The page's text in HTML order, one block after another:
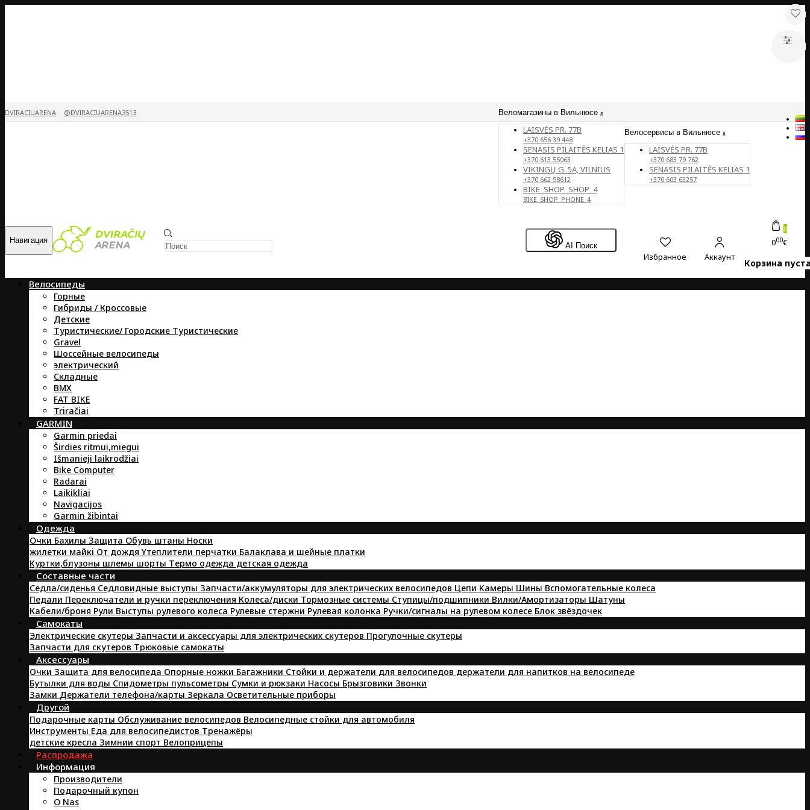
Веломагазины в Вильнюсе
LAISVĖS PR. 77B
+370 656 39 448
SENASIS PILAITĖS KELIAS 1
+370 613 55063
VIKINGŲ G. 5A, VILNIUS
+370 662 98612
BIKE_SHOP_SHOP_4
BIKE_SHOP_PHONE_4
Велосервисы в Вильнюсе
LAISVĖS PR. 77B
+370 683 79 762
SENASIS PILAITĖS KELIAS 1
+370 603 63257
DVIRACIUARENA @DVIRACIUARENA3513
Навигация
AI Поиск
Избранное Аккаунт
0
000€
Корзина
Велосипеды
Горные
Гибриды / Кроссовые
Детские
Туристические/ Городские Туристические
Gravel
Шоссейные велосипеды
электрический
Складные
BMX
FAT BIKE
Triračiai
GARMIN
Garmin priedai
Širdies ritmui,miegui
Išmanieji laikrodžiai
Bike Computer
Radarai
Laikikliai
Navigacijos
Garmin žibintai
Oдежда
Oчки Бахилы Защита Oбувь штаны Hоски
жилетки майкi От дождя Yтеплители перчатки Балаклава и шейные платки
Kуртки,блузоны шлемы шорты Tермо одежда детская одежда
Составные части
Седла/сиденья Седловидные выступы Запчасти/аккумуляторы для электрических велосипедов Цепи Kамеры Шины Вспомогательные колеса
Педали Переключатели и ручки переключения Колеса/диски Тормозные системы Ступицы/подшипники Вилки/Амортизаторы Шатуны
Кабели/броня Pули Выступы рулевого колеса Рулевые стержни Рулевая колонка Ручки/сигналы на рулевом колесе Блок звёздочек
Самокаты
Электрические скутеры Запчасти и аксессуары для электрических скутеров Прогулочные скутеры
Запчасти для скутеров Трюковые самокаты
Аксессуары
Очки Защита для велосипеда Опорные ножки Багажники Стойки и держатели для велосипедов держатели для напитков на велосипеде
Бутылки для воды Спидометры пульсометры Сумки и рюкзаки Насосы Брызговики Звонки
Замки Держатели телефона/карты Зеркала Осветительные приборы
Другой
Подарочные карты Обслуживание велосипедов Велосипедные стойки для автомобиля
Инструменты Еда для велосипедистов Tренажёры
детские кресла Зимнии спорт Велоприцепы
Распродажа
Информация
Производители
Подарочный купон
O Nas